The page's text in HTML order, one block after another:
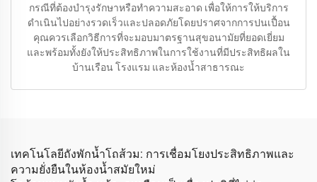
กรณีที่ต้องบำรุงรักษาหรือทำความสะอาด เพื่อให้การให้บริการ
ดำเนินไปอย่างรวดเร็วและปลอดภัยโดยปราศจากการปนเปื้อน
คุณควรเลือกวิธีการที่จะมอบมาตรฐานสุขอนามัยที่ยอดเยี่ยม
และพร้อมทั้งยังให้ประสิทธิภาพในการใช้งานที่มีประสิทธิผลใน
บ้านเรือน โรงแรม และห้องน้ำสาธารณะ
เทคโนโลยีถังพักน้ำโถส้วม: การเชื่อมโยงประสิทธิภาพและ
ความยั่งยืนในห้องน้ำสมัยใหม่